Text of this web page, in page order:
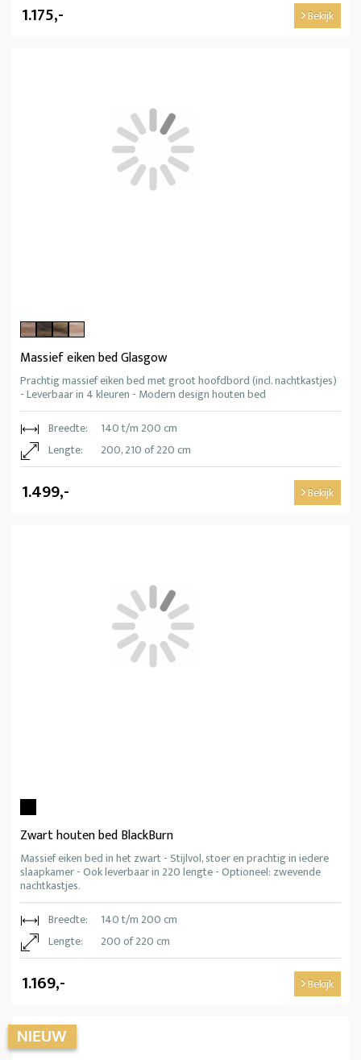
1.175,- Bekijk
Massief eiken bed Glasgow
Prachtig massief eiken bed met groot hoofdbord (incl. nachtkastjes)
- Leverbaar in 4 kleuren - Modern design houten bed
Breedte:
140 t/m 200 cm
Lengte:
200, 210 of 220 cm
1.499,- Bekijk
Zwart houten bed BlackBurn
Massief eiken bed in het zwart - Stijlvol, stoer en prachtig in iedere
slaapkamer - Ook leverbaar in 220 lengte - Optioneel: zwevende
nachtkastjes.
Breedte:
140 t/m 200 cm
Lengte:
200 of 220 cm
1.169,- Bekijk